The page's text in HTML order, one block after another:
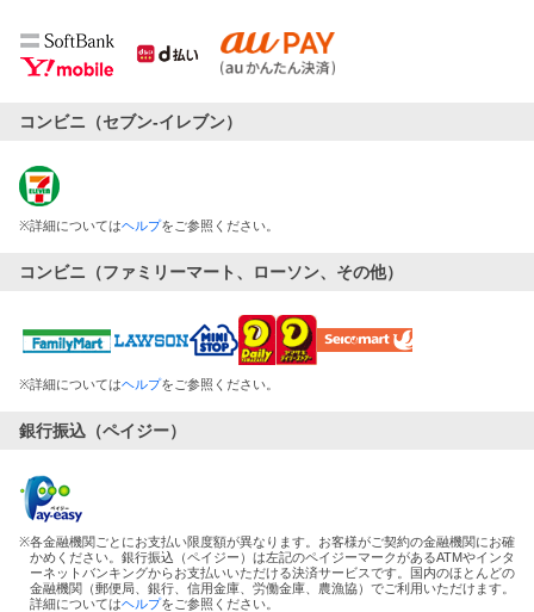
コンビニ（セブン-イレブン）
※詳細についてはヘルプをご参照ください。
コンビニ（ファミリーマート、ローソン、その他）
※詳細についてはヘルプをご参照ください。
銀行振込（ペイジー）
※各金融機関ごとにお支払い限度額が異なります。お客様がご契約の金融機関にお確
かめください。銀行振込（ペイジー）は左記のペイジーマークがあるATMやインタ
ーネットバンキングからお支払いいただける決済サービスです。国内のほとんどの
金融機関（郵便局、銀行、信用金庫、労働金庫、農漁協）でご利用いただけます。
詳細についてはヘルプをご参照ください。